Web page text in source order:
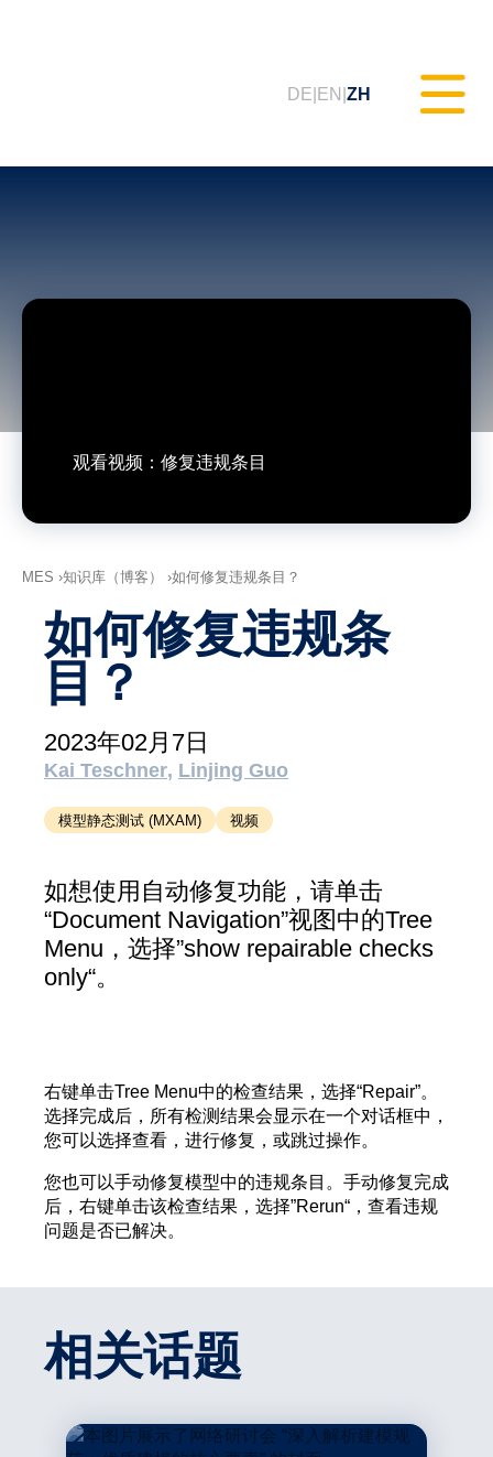
DE EN ZH
培训课程 & 网络研讨会（tudoor
支持
MQC
知识库（博客）
工作机会
联系我们
版本说明
条款和条件
数据​保护
观看视频：修复违规条目
如何修复违规条
目？
2023年02月7日
Kai Teschner Linjing Guo
模型静态测试 (MXAM) 视频
如想使用自动修复功能，请单击
“Document Navigation”视图中的Tree
Menu，选择”show repairable checks
only“。
右键单击Tree Menu中的检查结果，选择“Repair”。
选择完成后，所有检测结果会显示在一个对话框中，
您可以选择查看，进行修复，或跳过操作。
您也可以手动修复模型中的违规条目。手动修复完成
后，右键单击该检查结果，选择”Rerun“，查看违规
问题是否已解决。
相关话题
MES 知识库（博客） 如何修复违规条目？